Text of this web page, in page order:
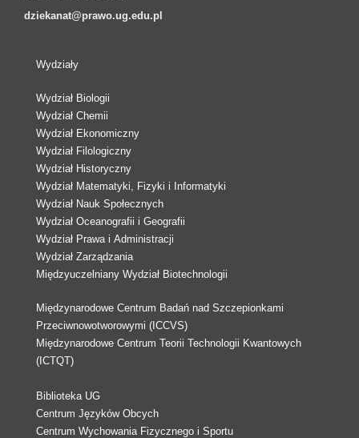
dziekanat@prawo.ug.edu.pl
Wydziały
Wydział Biologii
Wydział Chemii
Wydział Ekonomiczny
Wydział Filologiczny
Wydział Historyczny
Wydział Matematyki, Fizyki i Informatyki
Wydział Nauk Społecznych
Wydział Oceanografii i Geografii
Wydział Prawa i Administracji
Wydział Zarządzania
Międzyuczelniany Wydział Biotechnologii
Międzynarodowe Centrum Badań nad Szczepionkami
Przeciwnowotworowymi (ICCVS)
Międzynarodowe Centrum Teorii Technologii Kwantowych
(ICTQT)
Biblioteka UG
Centrum Języków Obcych
Centrum Wychowania Fizycznego i Sportu